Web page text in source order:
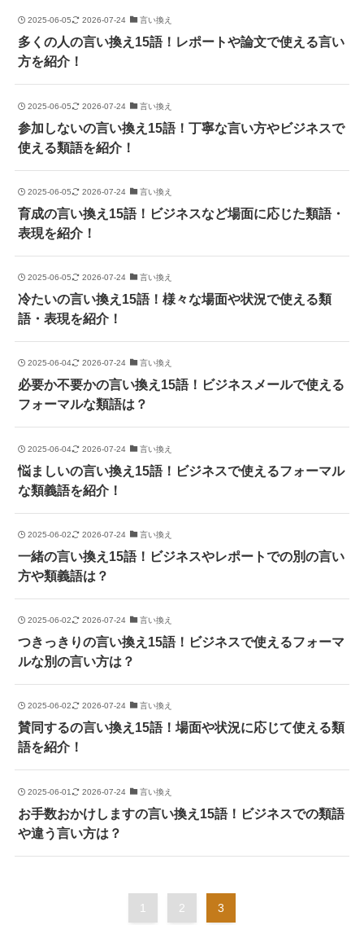
2025-06-05 2026-07-24 言い換え
多くの人の言い換え15語！レポートや論文で使える言い
方を紹介！
2025-06-05 2026-07-24 言い換え
参加しないの言い換え15語！丁寧な言い方やビジネスで
使える類語を紹介！
2025-06-05 2026-07-24 言い換え
育成の言い換え15語！ビジネスなど場面に応じた類語・
表現を紹介！
2025-06-05 2026-07-24 言い換え
冷たいの言い換え15語！様々な場面や状況で使える類
語・表現を紹介！
2025-06-04 2026-07-24 言い換え
必要か不要かの言い換え15語！ビジネスメールで使える
フォーマルな類語は？
2025-06-04 2026-07-24 言い換え
悩ましいの言い換え15語！ビジネスで使えるフォーマル
な類義語を紹介！
2025-06-02 2026-07-24 言い換え
一緒の言い換え15語！ビジネスやレポートでの別の言い
方や類義語は？
2025-06-02 2026-07-24 言い換え
つきっきりの言い換え15語！ビジネスで使えるフォーマ
ルな別の言い方は？
2025-06-02 2026-07-24 言い換え
賛同するの言い換え15語！場面や状況に応じて使える類
語を紹介！
2025-06-01 2026-07-24 言い換え
お手数おかけしますの言い換え15語！ビジネスでの類語
や違う言い方は？
1 2 3